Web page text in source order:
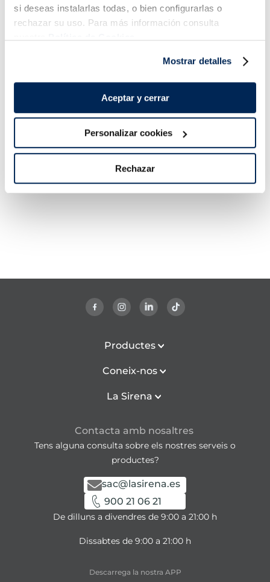
si deseas instalarlas todas, o bien configurarlas o
rechazar su uso. Para más información consulta
Mostrar detalles
Aceptar y cerrar
Personalizar cookies
Rechazar
Lloms de lluç austral
MSC Premium
Sin espinas
Añadir
Filets de llobarro
Premium
Sin espinas
5,99 € Pack 180 g
Añadir
Productes
Coneix-nos
La Sirena
Contacta amb nosaltres
Tens alguna consulta sobre els nostres serveis o
productes?
sac@lasirena.es
900 21 06 21
De dilluns a divendres de 9:00 a 21:00 h
Dissabtes de 9:00 a 21:00 h
Descarrega la nostra APP